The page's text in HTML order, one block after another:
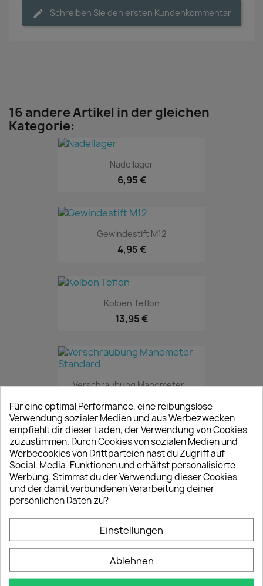
Schreiben Sie den ersten Kundenkommentar
16 andere Artikel in der gleichen
Kategorie:
Nadellager
6,95 €
Gewindestift M12
4,95 €
Kolben Teflon
13,95 €
Verschraubung Manometer...
9,95 €
Gewindemutter
39,95 €
Segerring Set
1,95 €
Für eine optimal Performance, eine reibungslose
Verwendung sozialer Medien und aus Werbezwecken
empfiehlt dir dieser Laden, der Verwendung von Cookies
zuzustimmen. Durch Cookies von sozialen Medien und
Werbecookies von Drittparteien hast du Zugriff auf
Social-Media-Funktionen und erhältst personalisierte
Werbung. Stimmst du der Verwendung dieser Cookies
und der damit verbundenen Verarbeitung deiner
persönlichen Daten zu?
Einstellungen
Ablehnen